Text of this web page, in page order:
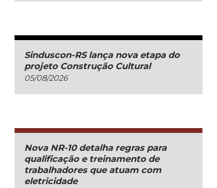
Sinduscon-RS lança nova etapa do
projeto Construção Cultural
05/08/2026
Nova NR-10 detalha regras para
qualificação e treinamento de
trabalhadores que atuam com
eletricidade